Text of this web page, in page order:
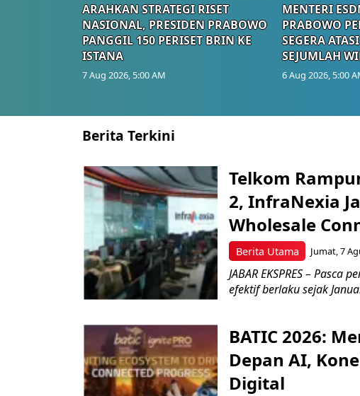
ARAHKAN STRATEGI RISET
NASIONAL, PRESIDEN PRABOWO
PANGGIL 150 PERISET BRIN KE
ISTANA
7 Aug 2026, 5:00 AM
MENTERI
PRABOWO
SEGERA
SEJUMLAH
6 Aug 2026, 5:00
Berita Terkini
Berita Utama
Telkom
2, InfraNexia
Wholesale
Jumat, 7
JABAR EKSPRES –
efektif berlaku sejak
BATIC 2026:
Depan AI,
Digital